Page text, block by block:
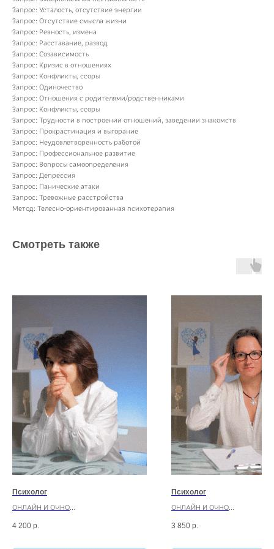
Запрос: Усталость, отсутствие энергии
Запрос: Отсутствие смысла жизни
Запрос: Ревность, измена
Запрос: Расставание, развод
Запрос: Созависимость
Запрос: Кризис в отношениях
Запрос: Конфликты, ссоры
Запрос: Одиночество
Запрос: Отношения с родителями/родственниками
Запрос: Конфликты, ссоры
Запрос: Трудности в построении отношений, заведении знакомств
Запрос: Прокрастинация и выгорание
Запрос: Неудовлетворенность работой
Запрос: Профессиональное развитие
Запрос: Вопросы самоопределения
Запрос: Депрессия
Запрос: Панические атаки
Запрос: Тревожные расстройства
Метод: Телесно-ориентированная психотерапия
Смотреть также
Психолог
ОНЛАЙН И ОЧНО
Психолог, гештальт-терапевт
4 200 р.
Психолог
ОНЛАЙН И ОЧНО
Коуч, психолог-
3 850 р.